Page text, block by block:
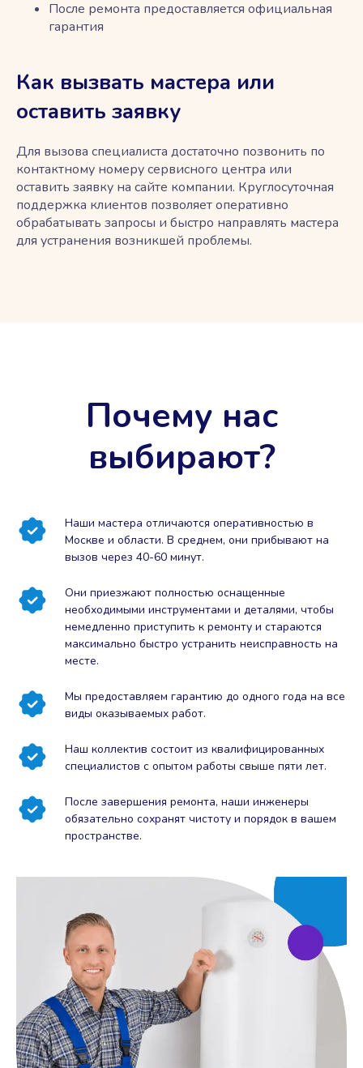
После ремонта предоставляется официальная
гарантия
Как вызвать мастера или
оставить заявку
Для вызова специалиста достаточно позвонить по
контактному номеру сервисного центра или
оставить заявку на сайте компании. Круглосуточная
поддержка клиентов позволяет оперативно
обрабатывать запросы и быстро направлять мастера
для устранения возникшей проблемы.
Почему нас
выбирают?
Наши мастера отличаются оперативностью в
Москве и области. В среднем, они прибывают на
вызов через 40-60 минут.
Они приезжают полностью оснащенные
необходимыми инструментами и деталями, чтобы
немедленно приступить к ремонту и стараются
максимально быстро устранить неисправность на
месте.
Мы предоставляем гарантию до одного года на все
виды оказываемых работ.
Наш коллектив состоит из квалифицированных
специалистов с опытом работы свыше пяти лет.
После завершения ремонта, наши инженеры
обязательно сохранят чистоту и порядок в вашем
пространстве.